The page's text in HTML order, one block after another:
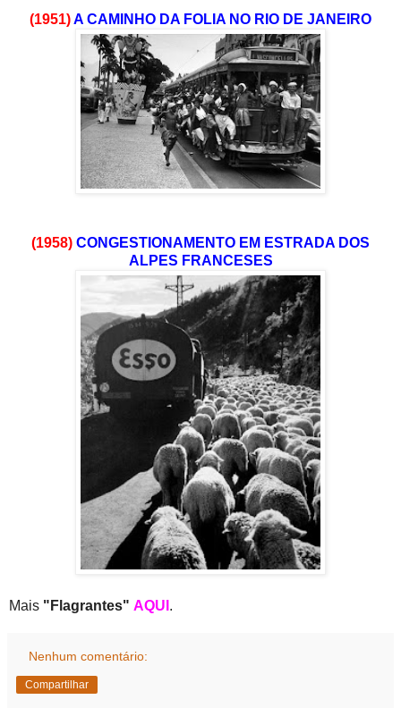
(1951)A CAMINHO DA FOLIA NO RIO DE JANEIRO
(1958) CONGESTIONAMENTO EM ESTRADA DOS
ALPES FRANCESES
Mais "Flagrantes" AQUI .
Nenhum comentário:
Compartilhar